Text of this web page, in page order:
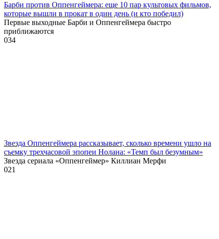
Барби против Оппенгеймера: еще 10 пар культовых фильмов,
которые вышли в прокат в один день (и кто победил)
Первые выходные Барби и Оппенгеймера быстро
приближаются
034
Звезда Оппенгеймера рассказывает, сколько времени ушло на
съемку трехчасовой эпопеи Нолана: «Темп был безумным»
Звезда сериала «Оппенгеймер» Киллиан Мерфи
021